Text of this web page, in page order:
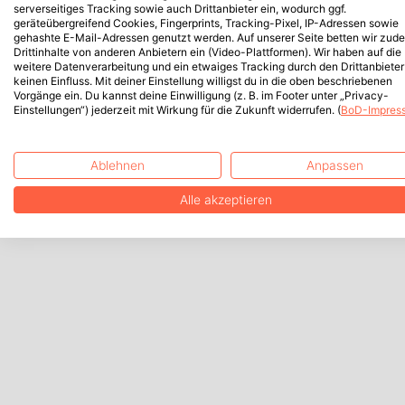
serverseitiges Tracking sowie auch Drittanbieter ein, wodurch ggf.
geräteübergreifend Cookies, Fingerprints, Tracking-Pixel, IP-Adressen sowie
gehashte E-Mail-Adressen genutzt werden. Auf unserer Seite betten wir
Drittinhalte von anderen Anbietern ein (Video-Plattformen). Wir haben auf die
weitere Datenverarbeitung und ein etwaiges Tracking durch den Drittanbieter
keinen Einfluss. Mit deiner Einstellung willigst du in die oben beschriebenen
Vorgänge ein. Du kannst deine Einwilligung (z. B. im Footer unter „Privacy-
Einstellungen“) jederzeit mit Wirkung für die Zukunft widerrufen. (BoD-
Ablehnen Anpassen
Alle akzeptieren